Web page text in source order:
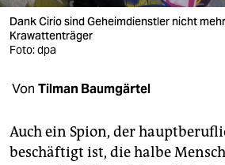
verlag
verlag
shop
fragen & hilfe
Dank Cirio sind Geheimdienstler nicht
Krawattenträger
Foto: dpa
Von Tilman Baumgärtel
Auch ein Spion, der
beschäftigt ist, die halbe